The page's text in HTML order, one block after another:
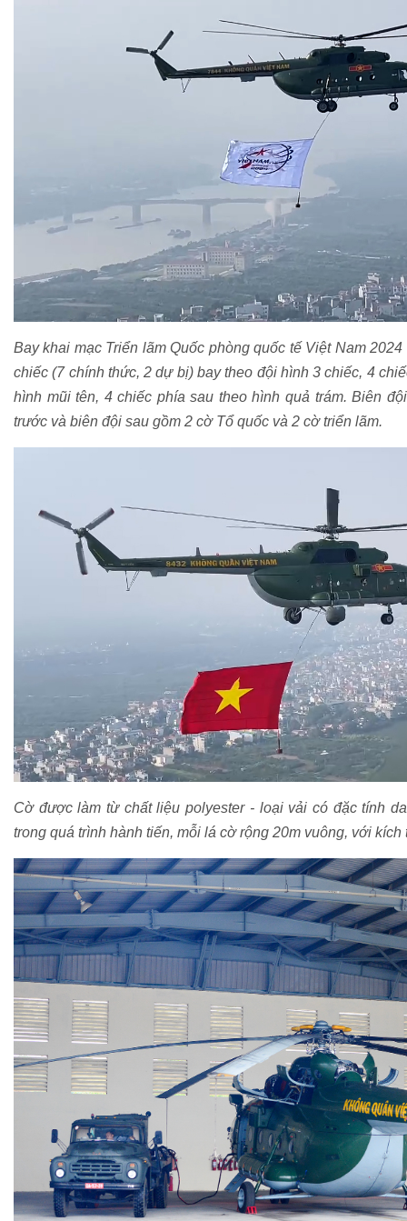
Bay khai mạc Triển lãm Quốc phòng quốc tế Việt Nam
chiếc (7 chính thức, 2 dự bị) bay theo đội hình 3 chiếc, 4
hình mũi tên, 4 chiếc phía sau theo hình quả trám. Biên
trước và biên đội sau gồm 2 cờ Tổ quốc và 2 cờ triển lãm.
Cờ được làm từ chất liệu polyester - loại vải có đặc tính
trong quá trình hành tiến, mỗi lá cờ rộng 20m vuông, với kích